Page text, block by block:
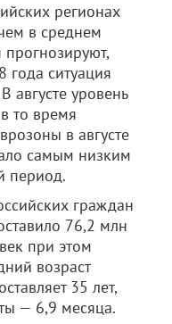
регионах
в среднем
прогнозируют,
года ситуация
августе уровень
то время
в августе
самым низким
период.
граждан
76,2 млн
при этом
возраст
35 лет,
— 6,9 месяца.